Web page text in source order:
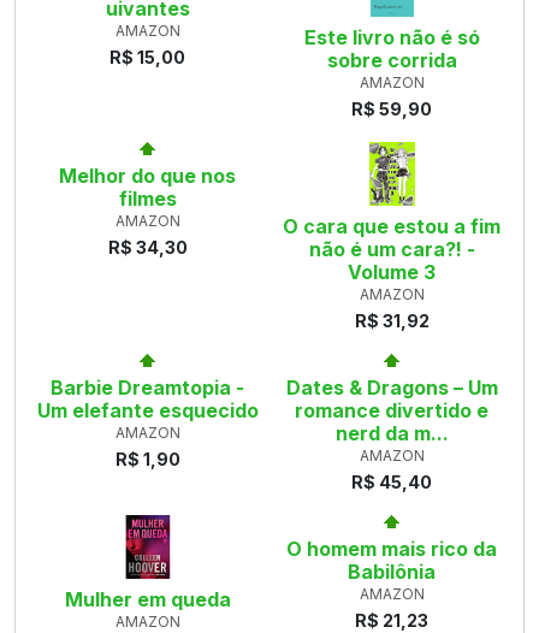
uivantes
AMAZON
R$ 15,00
Este livro não é só
sobre corrida
AMAZON
R$ 59,90
Melhor do que nos
filmes
AMAZON
R$ 34,30
O cara que estou a fim
não é um cara?! -
Volume 3
AMAZON
R$ 31,92
Barbie Dreamtopia -
Um elefante esquecido
AMAZON
R$ 1,90
Dates & Dragons – Um
romance divertido e
nerd da m...
AMAZON
R$ 45,40
Mulher em queda
AMAZON
O homem mais rico da
Babilônia
AMAZON
R$ 21,23